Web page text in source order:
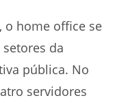
o home office se
da
pública. No
servidores